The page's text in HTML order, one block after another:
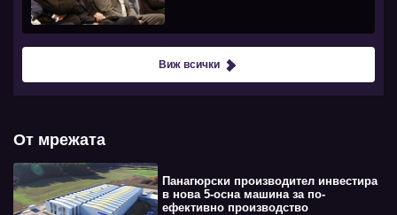
Виж всички
От мрежата
Панагюрски производител инвестира
в нова 5-осна машина за по-
ефективно производство